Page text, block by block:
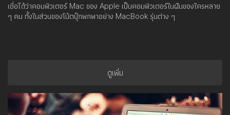
เชื่อได้ว่าคอมพิวเตอร์ Mac ของ Apple เป็นคอมพิวเตอร์ในฝันของใครหลาย
ๆ คน ทั้งในส่วนของโน้ตบุ๊กพกพาอย่าง MacBook รุ่นต่าง ๆ
ดูเพิ่ม